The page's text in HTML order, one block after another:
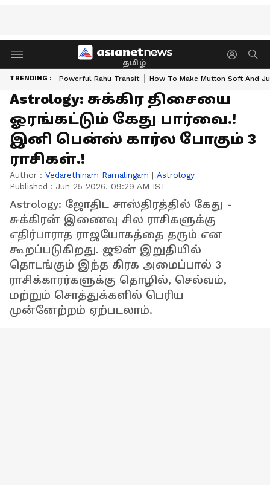
தமிழ்
TRENDING : Powerful Rahu Transit How To Make Mutton Soft And
Astrology: சுக்கிர திசையை
ஓரங்கட்டும் கேது பார்வை.!
இனி பென்ஸ் கார்ல போகும் 3
ராசிகள்.!
Author : Vedarethinam Ramalingam | Astrology
Published : Jun 25 2026, 09:29 AM IST
Astrology: ஜோதிட சாஸ்திரத்தில் கேது -
சுக்கிரன் இணைவு சில ராசிகளுக்கு
எதிர்பாராத ராஜயோகத்தை தரும் என
கூறப்படுகிறது. ஜூன் இறுதியில்
தொடங்கும் இந்த கிரக அமைப்பால் 3
ராசிக்காரர்களுக்கு தொழில், செல்வம்,
மற்றும் சொத்துக்களில் பெரிய
முன்னேற்றம் ஏற்படலாம்.